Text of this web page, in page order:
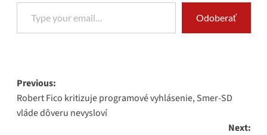
Odoberať
Post
navigation
Previous:
Robert Fico kritizuje programové vyhlásenie, Smer-SD
vláde dôveru nevysloví
Next: